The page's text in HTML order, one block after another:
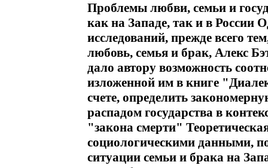
Проблемы любви, семьи и
как на Западе, так и в России
исследований, прежде всего
любовь, семья и брак, Алекс
дало автору возможность
изложенной им в книге
счете, определить
распадом государства в
"закона смерти"
социологическими данными,
ситуации семьи и брака на